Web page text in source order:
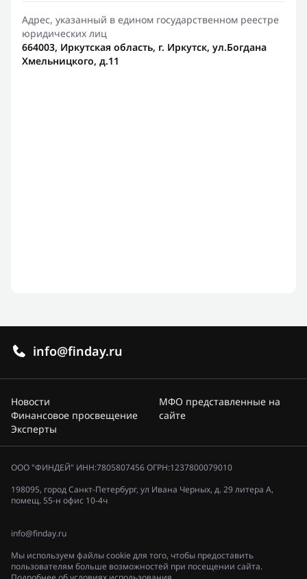
Адрес, указанный в едином государственном реестре
юридических лиц
664003, Иркутская область, г. Иркутск, ул.Богдана
Хмельницкого, д.11
info@finday.ru
Новости
Финансовое просвещение
Эксперты
МФО представленные на
сайте
ООО "ФИНДЕЙ" ИНН:7805807456 ОГРН:1237800079010
198095, город Санкт-Петербург, ул Ивана Черных, д. 29 литера А,
помещ. 55-н офис 10-4ч
info@finday.ru
Мы используем файлы cookie для того, чтобы предоставить
пользователям больше возможностей при посещении сайта.